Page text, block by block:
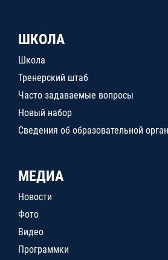
ШКОЛА
Школа
Тренерский штаб
Часто задаваемые вопросы
Новый набор
Сведения об образовательной
МЕДИА
Новости
Фото
Видео
Программки